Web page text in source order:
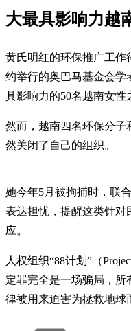
大最具影响力越
黄氏明红的环保推广工作
约举行的奥巴马基金会学
具影响力的50名越南女性
然而，越南四名环保分子
然关闭了自己的组织。
她今年5月被拘捕时，联
表达担忧，提醒这类针对
应。
人权组织“88计划”（
定罪完全是一场骗局，
律被用来迫害为拯救地球